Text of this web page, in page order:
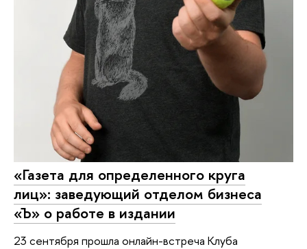
«Газета для определенного круга
лиц»: заведующий отделом бизнеса
«Ъ» о работе в издании
23 сентября прошла онлайн-встреча Клуба